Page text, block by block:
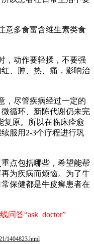
多食富含维生素类食
动作要轻揉，不要强
、肿、热、痛，影响治
尽管疾病经过一定的
循环、新陈代谢仍未完
复原。所以在临床痊愈
服用2-3个疗程进行巩
点包括哪些，希望能帮
为疾病而烦恼。为了牛
保健都是牛皮癣患者在
问答“ask_doctor”
1404823.html